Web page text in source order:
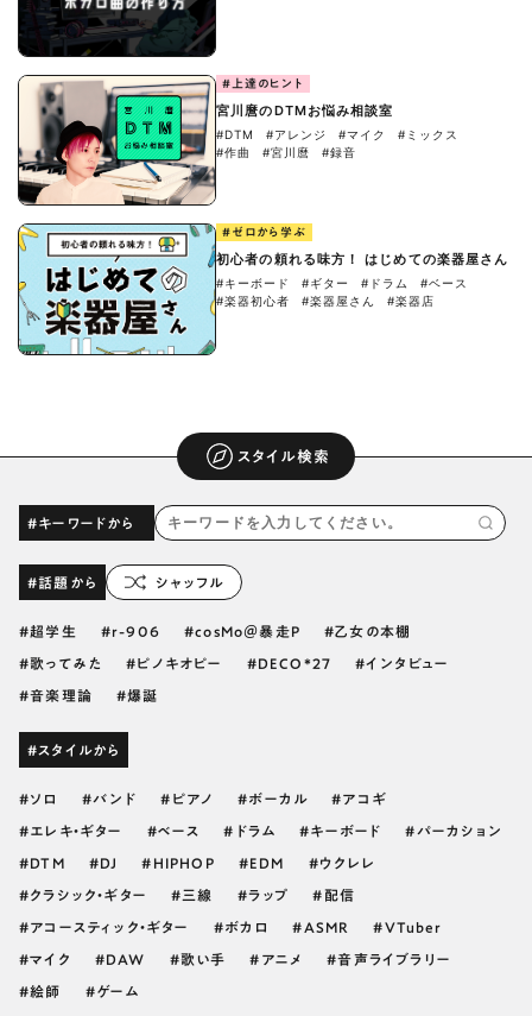
#上達のヒント
宮川麿のDTMお悩み相談室
#DTM #アレンジ #マイク
#ミックス
#作曲
#宮川麿 #録音
#ゼロから学ぶ
初心者の頼れる味方！ はじめての楽器屋さん
#キーボード #ギター #ドラム
#ベース
#楽器初心者
#楽器屋さん #楽器店
スタイル検索
#キーワードから
#話題から シャッフル
超学生 r-906 cosMo＠暴走P 乙女の本棚
歌ってみた ピノキオピー DECO*27 インタビュー
音楽理論 爆誕
#スタイルから
ソロ バンド ピアノ ボーカル アコギ
エレキ・ギター ベース ドラム キーボード パーカション
DTM DJ HIPHOP EDM ウクレレ
クラシック・ギター 三線 ラップ 配信
アコースティック・ギター ボカロ ASMR VTuber
マイク DAW 歌い手 アニメ 音声ライブラリー
絵師 ゲーム